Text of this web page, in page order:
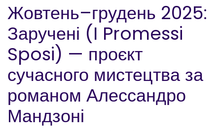
Жовтень–грудень 2025:
Заручені (I Promessi
Sposi) — проєкт
сучасного мистецтва за
романом Алессандро
Мандзоні